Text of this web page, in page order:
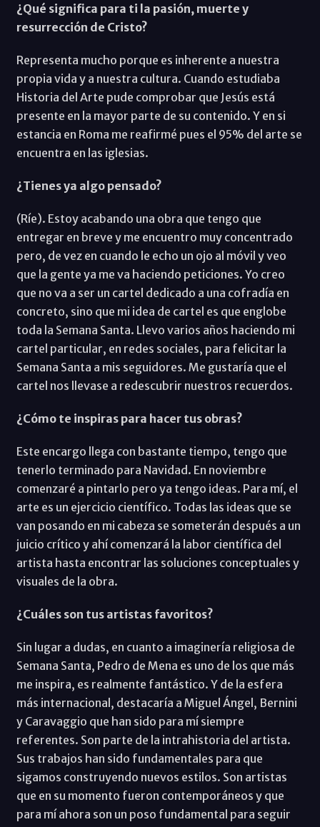
¿Qué significa para ti la pasión, muerte y
resurrección de Cristo?
Representa mucho porque es inherente a nuestra
propia vida y a nuestra cultura. Cuando estudiaba
Historia del Arte pude comprobar que Jesús está
presente en la mayor parte de su contenido. Y en si
estancia en Roma me reafirmé pues el 95% del arte se
encuentra en las iglesias.
¿Tienes ya algo pensado?
(Ríe). Estoy acabando una obra que tengo que
entregar en breve y me encuentro muy concentrado
pero, de vez en cuando le echo un ojo al móvil y veo
que la gente ya me va haciendo peticiones. Yo creo
que no va a ser un cartel dedicado a una cofradía en
concreto, sino que mi idea de cartel es que englobe
toda la Semana Santa. Llevo varios años haciendo mi
cartel particular, en redes sociales, para felicitar la
Semana Santa a mis seguidores. Me gustaría que el
cartel nos llevase a redescubrir nuestros recuerdos.
¿Cómo te inspiras para hacer tus obras?
Este encargo llega con bastante tiempo, tengo que
tenerlo terminado para Navidad. En noviembre
comenzaré a pintarlo pero ya tengo ideas. Para mí, el
arte es un ejercicio científico. Todas las ideas que se
van posando en mi cabeza se someterán después a un
juicio crítico y ahí comenzará la labor científica del
artista hasta encontrar las soluciones conceptuales y
visuales de la obra.
¿Cuáles son tus artistas favoritos?
Sin lugar a dudas, en cuanto a imaginería religiosa de
Semana Santa, Pedro de Mena es uno de los que más
me inspira, es realmente fantástico. Y de la esfera
más internacional, destacaría a Miguel Ángel, Bernini
y Caravaggio que han sido para mí siempre
referentes. Son parte de la intrahistoria del artista.
Sus trabajos han sido fundamentales para que
sigamos construyendo nuevos estilos. Son artistas
que en su momento fueron contemporáneos y que
para mí ahora son un poso fundamental para seguir